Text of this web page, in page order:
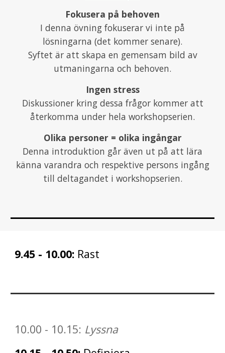
Fokusera på behoven
I denna övning fokuserar vi inte på
lösningarna (det kommer senare).
Syftet är att skapa en gemensam bild av
utmaningarna och behoven.
Ingen stress
Diskussioner kring dessa frågor kommer att
återkomma under hela workshopserien.
Olika personer = olika ingångar
Denna introduktion går även ut på att lära
känna varandra och respektive persons ingång
till deltagandet i workshopserien.
9.45 - 10.00: Rast
10.00 - 10.15: Lyssna